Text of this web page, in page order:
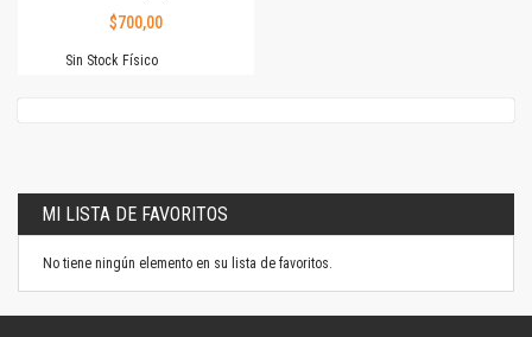
$700,00
Sin Stock Físico
MI LISTA DE FAVORITOS
No tiene ningún elemento en su lista de favoritos.